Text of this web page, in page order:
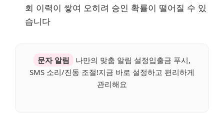
회 이력이 쌓여 오히려 승인 확률이 떨어질 수 있
습니다
문자 알림
나만의 맞춤 알림 설정입출금 푸시,
SMS 소리/진동 조절!지금 바로 설정하고 편리하게
관리해요